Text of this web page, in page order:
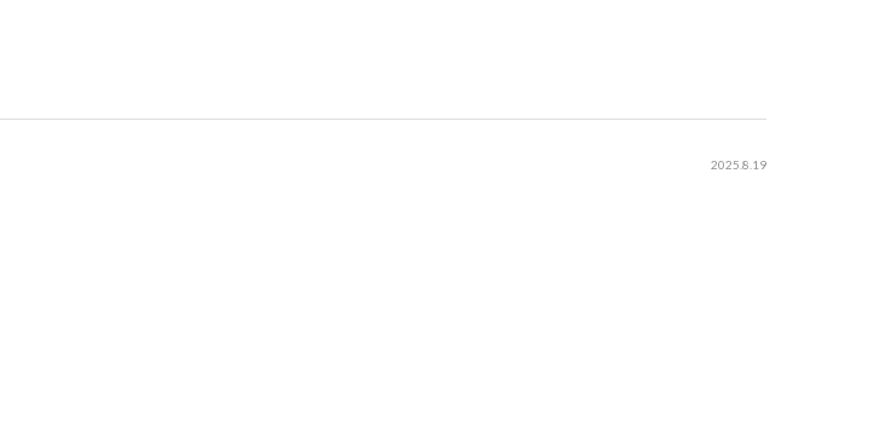
2025.8.19